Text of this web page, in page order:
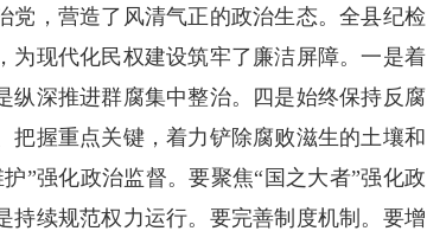
党，营造了风清气正的政治生态。全县纪检
为现代化民权建设筑牢了廉洁屏障。一是着
纵深推进群腐集中整治。四是始终保持反腐
把握重点关键，着力铲除腐败滋生的土壤和
”强化政治监督。要聚焦“国之大者”强化政
持续规范权力运行。要完善制度机制。要增